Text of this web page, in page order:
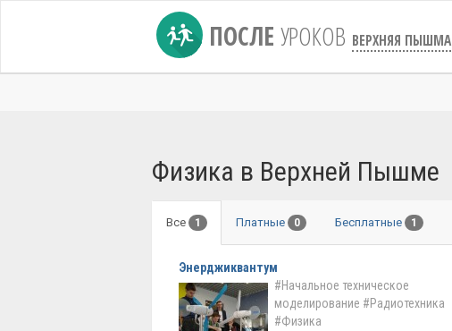
ПОСЛЕ УРОКОВ ВЕРХНЯЯ ПЫШМА
Физика в Верхней Пышме
Все 1 Платные 0 Бесплатные 1
Энерджиквантум
#Начальное техническое
моделирование #Радиотехника
#Физика